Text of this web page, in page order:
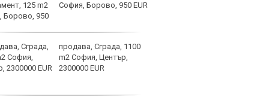
София, Борово, 950 EUR
продава, Сграда, 1100
m2 София, Център,
2300000 EUR